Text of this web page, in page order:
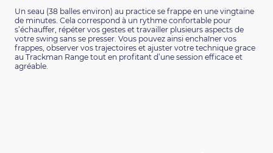
Un seau (38 balles environ) au practice se frappe en une vingtaine
de minutes. Cela correspond à un rythme confortable pour
s’échauffer, répéter vos gestes et travailler plusieurs aspects de
votre swing sans se presser. Vous pouvez ainsi enchaîner vos
frappes, observer vos trajectoires et ajuster votre technique grace
au Trackman Range tout en profitant d’une session efficace et
agréable.